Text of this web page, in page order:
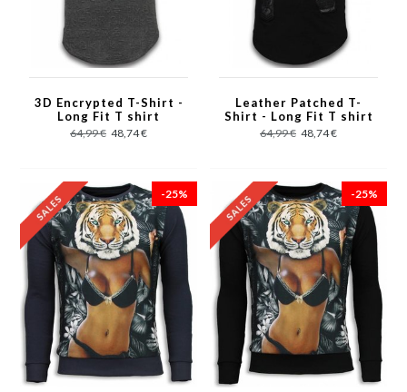
3D Encrypted T-Shirt -
Long Fit T shirt
Herren Zipped - Grau
64,99 € 48,74 €
Leather Patched T-
Shirt - Long Fit T shirt
Herren Flare Effect
Dual Colored -
64,99 € 48,74 €
-25% -25%